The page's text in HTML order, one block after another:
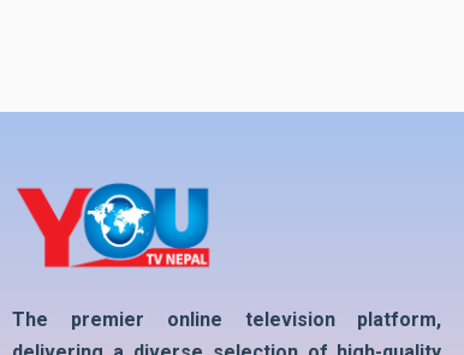
The premier online television platform,